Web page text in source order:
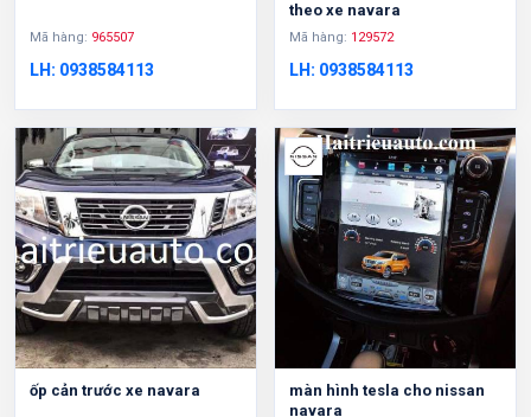
Mã hàng: 965507
LH: 0938584113
theo xe navara
Mã hàng: 129572
LH: 0938584113
ốp cản trước xe navara
màn hình tesla cho nissan
navara